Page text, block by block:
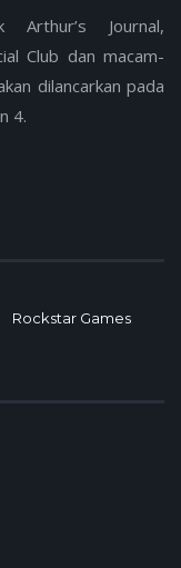
Journal,
Club dan macam-
dilancarkan pada
4.
Rockstar Games